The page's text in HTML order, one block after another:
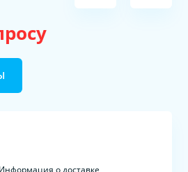
Информация о доставке